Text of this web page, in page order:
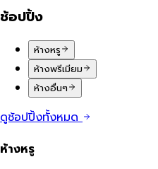
ช้อปปิ้ง
ห้างหรู
ห้างพรีเมียม
ห้างอื่นๆ
ดูช้อปปิ้งทั้งหมด
ห้างหรู